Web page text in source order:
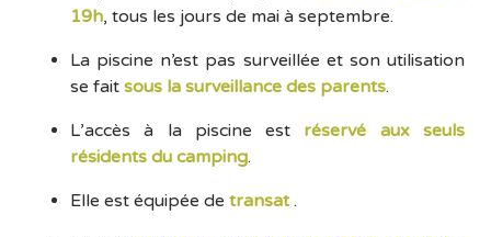
19h, tous les jours de mai à septembre.
La piscine n’est pas surveillée et son utilisation
se fait sous la surveillance des parents.
L’accès à la piscine est réservé aux seuls
résidents du camping.
Elle est équipée de transat.